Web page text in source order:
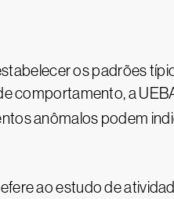
os padrões
comportamento, a
anômalos podem
ao estudo de